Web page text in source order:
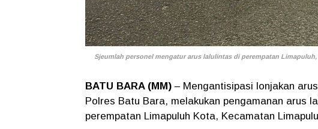
Sjeumlah personel mengatur arus lalulintas di perempatan
BATU BARA (MM) – Mengantisipasi lonjakan
Polres Batu Bara, melakukan pengamanan arus
perempatan Limapuluh Kota, Kecamatan